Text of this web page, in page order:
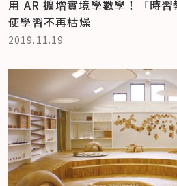
用 AR 擴增實境學數學！「時習
使學習不再枯燥
2019.11.19